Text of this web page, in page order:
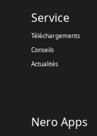
Service
Téléchargements
Conseils
Actualités
Nero Apps